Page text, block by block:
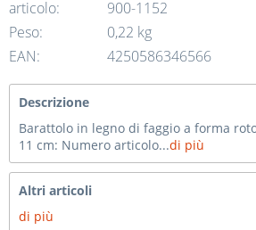
articolo:
900-1152
Peso:
0,22 kg
EAN:
4250586346566
Descrizione
Barattolo in legno di faggio a forma
11 cm: Numero articolo...di più
Altri articoli
di più